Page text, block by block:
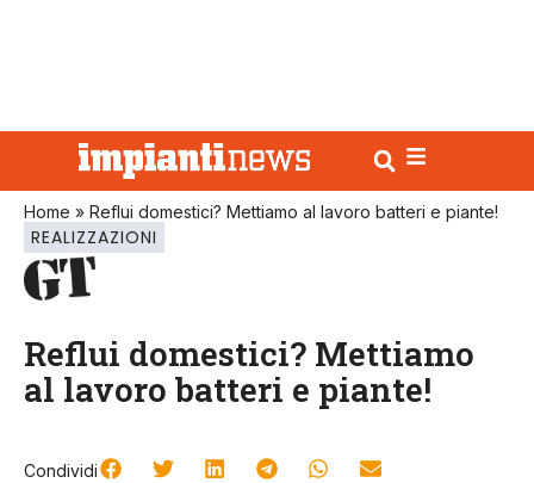
Home » Reflui domestici? Mettiamo al lavoro batteri e piante!
REALIZZAZIONI
Reflui domestici? Mettiamo
al lavoro batteri e piante!
Condividi